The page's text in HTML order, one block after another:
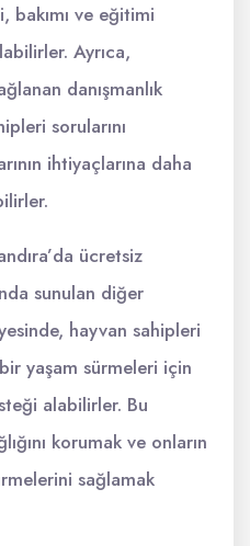
bakımı ve eğitimi
Ayrıca,
danışmanlık
sorularını
ihtiyaçlarına daha
ücretsiz
sunulan diğer
hayvan sahipleri
bir yaşam sürmeleri için
alabilirler. Bu
korumak ve onların
sağlamak